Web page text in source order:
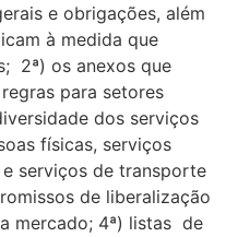
e obrigações, além
à medida que
2ª) os anexos que
para setores
dos serviços
físicas, serviços
serviços de transporte
de liberalização
mercado; 4ª) listas de